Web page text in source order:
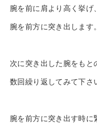
腕を前に肩より高く挙げ
腕を前方に突き出します。
次に突き出した腕をもと
数回繰り返してみて下さ
腕を前方に突き出す時に